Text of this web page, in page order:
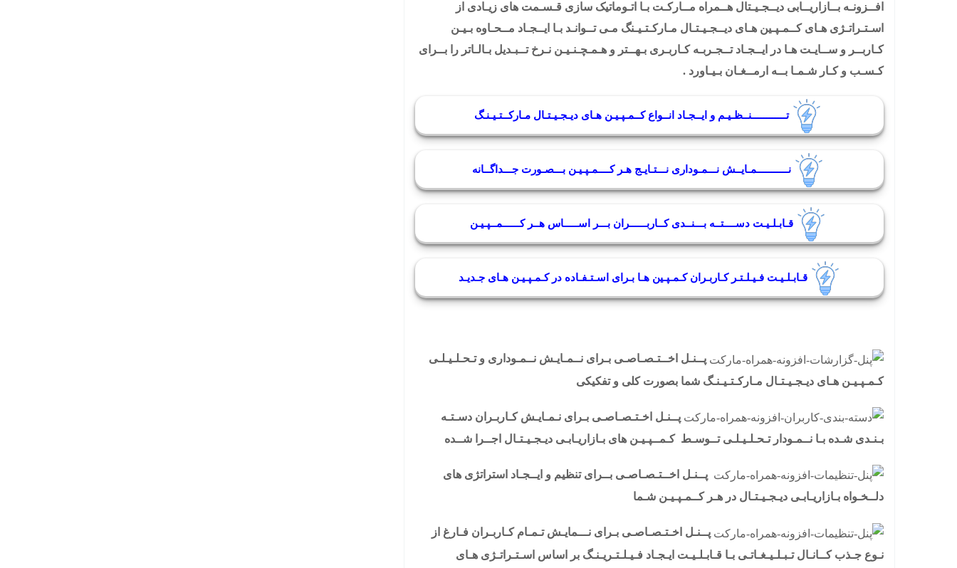
افــزونـه بــازاریــابی دیــجـیـتال هــمراه مــارکـت بـا اتـوماتیک سازی قـسـمت های زیـادی از
اسـتـراتـژی هـای کــمـپـین هـای دیــجـیـتـال مـارکـتـیـنگ مـی تــوانـد بـا ایــجـاد مــحـاوه بـیـن
کـاربــر و ســایـت هـا در ایــجـاد تــجـربـه کـاربـری بـهــتر و هـمـچـنـیـن نـرخ تــبـدیل بـالـاتر را بــرای
کـسـب و کـار شـمـا بــه ارمــغـان بـیـاورد .
تــــــــــــنــظـیـم و ایــجـاد انــواع کــمـپـیـن هـای دیـجـیـتـال مـارکــتـیـنـگ
نـــــــــــمـایــش نـــمـوداری نـــتـایـج هـر کــــمـپـیـن بـــصـورت جـــداگــانه
قـابـلـیـت دســــتــه بـــنــدی کــاربــــــران بـــر اســـــاس هــر کــــــمــپـیـن
قـابـلـیـت فـیـلـتـر کـاربـران کـمـپـین هـا بـرای اسـتـفـاده در کـمـپـیـن هـای جـدیـد
پــنـل اخــتـصـاصـی بـرای نــمـایـش نــمـوداری و تـحـلـیـلـی
کـمـپـیـن هـای دیـجـیـتـال مـارکـتـیـنـگ شما بصورت کلی و تفکیکی
پــنـل اخـتـصـاصـی بـرای نـمـایـش کـاربـران دسـتـه
بـنـدی شـده بـا نــمـودار تـحـلـیـلـی تــوسـط کـمــپـیـن های بـازاریـابـی دیـجـیـتـال اجــرا شــده
پــنـل اخــتـصـاصـی بــرای تنظیم و ایــجـاد استراتژی های
دلــخـواه بـازاریـابـی دیـجـیـتـال در هـر کــمـپـیـن شـما
پــنـل اخـتـصـاصـی بـرای نـــمایـش تـمـام کـاربـران فـارغ از
نـوع جـذب کــانـال تـبـلـیـغـاتـی بـا قـابـلـیـت ایـجـاد فـیـلـتـریـنـگ بر اساس اسـتـراتـژی هـای